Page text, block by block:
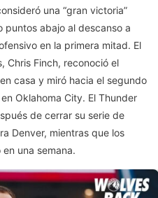
una “gran victoria”
puntos abajo al descanso a
en la primera mitad. El
Chris Finch, reconoció el
casa y miró hacia el segundo
Oklahoma City. El Thunder
de cerrar su serie de
Denver, mientras que los
una semana.